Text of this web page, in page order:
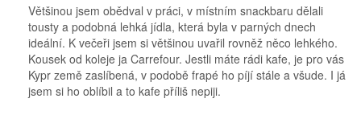
Většinou jsem obědval v práci, v místním snackbaru dělali
tousty a podobná lehká jídla, která byla v parných dnech
ideální. K večeři jsem si většinou uvařil rovněž něco lehkého.
Kousek od koleje ja Carrefour. Jestli máte rádi kafe, je pro vás
Kypr země zaslíbená, v podobě frapé ho píjí stále a všude. I já
jsem si ho oblíbil a to kafe příliš nepiji.